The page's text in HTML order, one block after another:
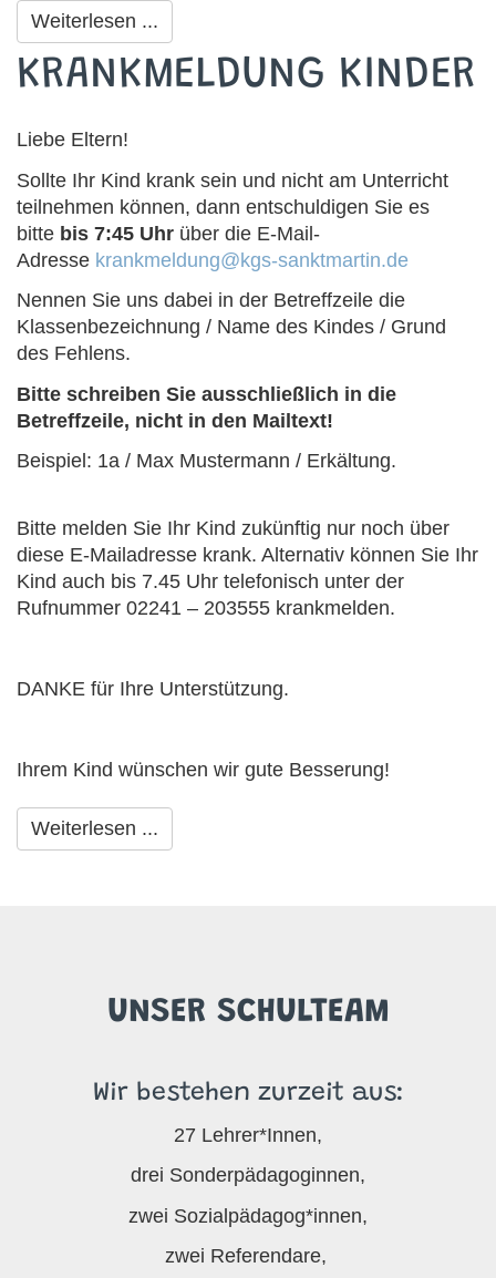
Weiterlesen ...
KRANKMELDUNG KINDER
Liebe Eltern!
Sollte Ihr Kind krank sein und nicht am Unterricht
teilnehmen können, dann entschuldigen Sie es
bitte bis 7:45 Uhr über die E-Mail-
Adresse krankmeldung@kgs-sanktmartin.de
Nennen Sie uns dabei in der Betreffzeile die
Klassenbezeichnung / Name des Kindes / Grund
des Fehlens.
Bitte schreiben Sie ausschließlich in die
Betreffzeile, nicht in den Mailtext!
Beispiel: 1a / Max Mustermann / Erkältung.
Bitte melden Sie Ihr Kind zukünftig nur noch über
diese E-Mailadresse krank. Alternativ können Sie Ihr
Kind auch bis 7.45 Uhr telefonisch unter der
Rufnummer 02241 – 203555 krankmelden.
DANKE für Ihre Unterstützung.
Ihrem Kind wünschen wir gute Besserung!
Weiterlesen ...
UNSER SCHULTEAM
Wir bestehen zurzeit aus:
27 Lehrer*Innen,
drei Sonderpädagoginnen,
zwei Sozialpädagog*innen,
zwei Referendare,